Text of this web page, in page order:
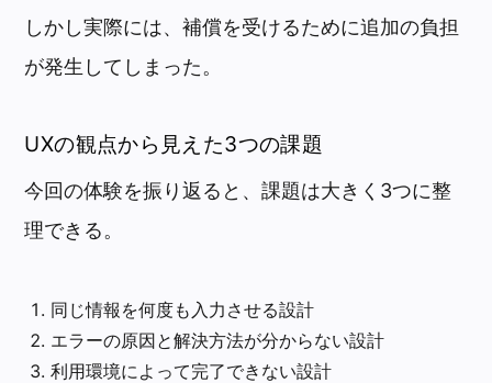
しかし実際には、補償を受けるために追加の負担
が発生してしまった。
UXの観点から見えた3つの課題
今回の体験を振り返ると、課題は大きく3つに整
理できる。
同じ情報を何度も入力させる設計
エラーの原因と解決方法が分からない設計
利用環境によって完了できない設計